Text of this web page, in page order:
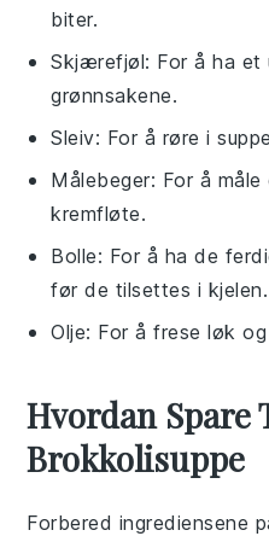
biter.
Skjærefjøl: For å ha et
grønnsakene.
Sleiv: For å røre i
Målebeger: For å
kremfløte.
Bolle: For å ha de
før de tilsettes i kjelen.
Olje: For å frese løk
Hvordan Spare
Brokkolisuppe
Forbered ingrediensene